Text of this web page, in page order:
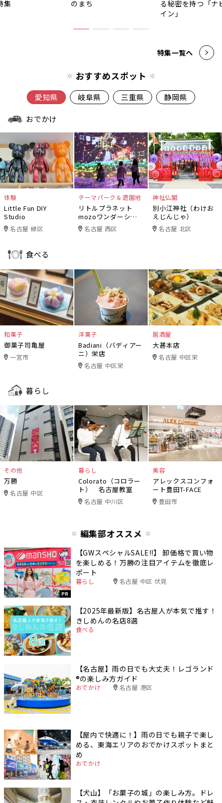
集
のまち
る秘密を持つ「ナ
イン」
特集一覧へ
おすすめスポット
愛知県 岐阜県 三重県 静岡県
おでかけ
体験
Little Fun DIY
Studio
名古屋 緑区
テーマパーク＆遊園地
リトルプラネット
mozoワンダーシテ
ィ 名古屋 西区
神社仏閣
別小江神社（わけお
えじんじゃ）
名古屋 北区
食べる
和菓子
御菓子司亀屋
一宮市
洋菓子
Badiani（バディアー
ニ）栄店
名古屋 中区栄
居酒屋
大甚本店
名古屋 中区栄
暮らし
その他
万勝
名古屋 中区
暮らし
Colorato（コロラー
ト） 名古屋教室
名古屋 中川区
美容
アレックスコンフォ
ート豊田T-FACE
豊田市
編集部オススメ
PR
【GWスペシャルSALE‼︎】 卸価格で買い物
を楽しめる！万勝の注目アイテムを徹底レ
ポート
暮らし 名古屋 中区 伏見
【2025年最新版】名古屋人が本気で推す！
きしめんの名店8選
食べる
【名古屋】雨の日でも大丈夫！レゴランド
®️の楽しみ方ガイド
おでかけ 名古屋 港区
【屋内で快適に！】雨の日でも親子で楽し
める、東海エリアのおでかけスポットまと
め
おでかけ
【犬山】「お菓子の城」の楽しみ方。ドレ